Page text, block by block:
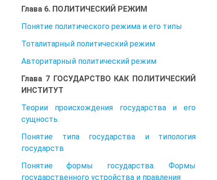
Глава 6. ПОЛИТИЧЕСКИЙ РЕЖИМ
Понятие политического режима и его типы
Тоталитарный политический режим
Авторитарный политический режим
Глава 7 ГОСУДАРСТВО КАК ПОЛИТИЧЕСКИЙ
ИНСТИТУТ
Теории происхождения государства и его
сущность.
Понятие типа государства и типология
государств
Понятие формы государства. Формы
государственного устройства и правления